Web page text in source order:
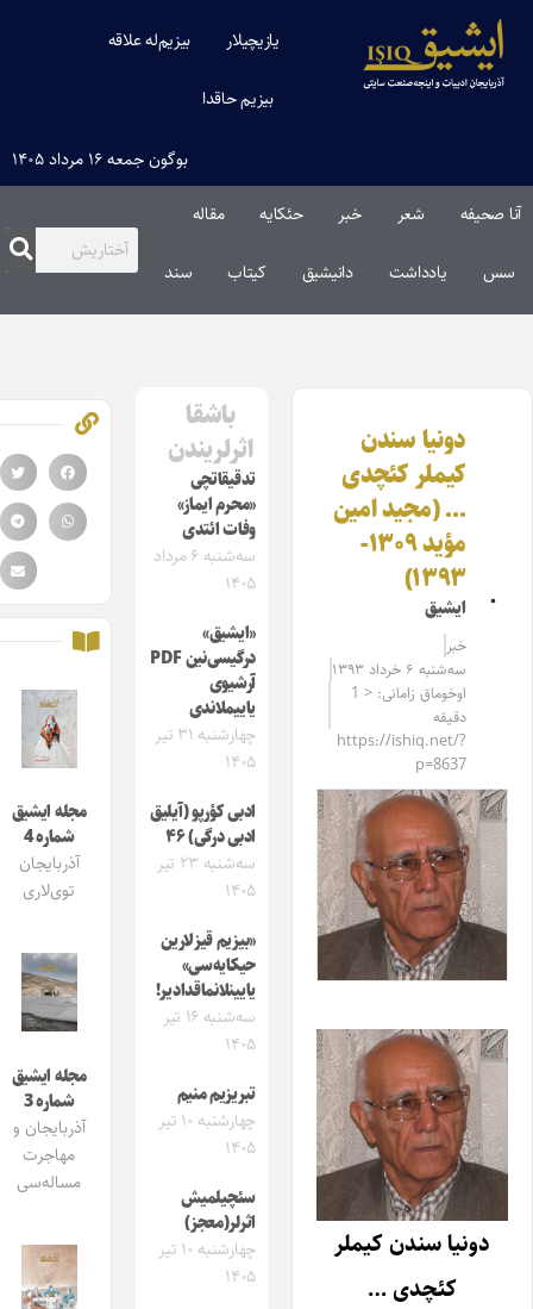
یازیچیلار بیزیم‌له علاقه
بیزیم حاقدا
بوگون جمعه ۱۶ مرداد ۱۴۰۵
آنا صحیفه شعر خبر حئکایه مقاله‌
سس یادداشت دانیشیق کیتاب سند
دونیا سندن
کیملر کئچدی
… (مجید امین
مؤید ۱۳۰۹-
۱۳۹۳)
ایشیق
خبر
سه‌شنبه ۶ خرداد ۱۳۹۳
اوخوماق زامانی: < 1
دقیقه
https://ishiq.net/?
p=8637
دونیا سندن کیملر
کئچدی …
باشقا
اثرلریندن
تدقیقاتچی
«محرم ایماز»
وفات ائتدی
سه‌شنبه ۶ مرداد
۱۴۰۵
«ایشیق»
درگیسی‌نین PDF
آرشیوی
یاییملاندی
چهارشنبه ۳۱ تیر
۱۴۰۵
ادبی کؤرپو (آیلیق
ادبی درگی) ۴۶
سه‌شنبه ۲۳ تیر
۱۴۰۵
«بیزیم قیزلارین
حیکایه‌سی»
یایینلانماقدادیر!
سه‌شنبه ۱۶ تیر
۱۴۰۵
تبریزیم منیم
چهارشنبه ۱۰ تیر
۱۴۰۵
سئچیلمیش
اثرلر(معجز)
چهارشنبه ۱۰ تیر
۱۴۰۵
مجله ایشیق
شماره 4
آذربایجان
توی‌لاری
مجله ایشیق
شماره 3
آذربایجان و
مهاجرت
مساله‌سی